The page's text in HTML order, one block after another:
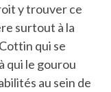
y trouver ce
surtout à la
qui se
qui le gourou
au sein de